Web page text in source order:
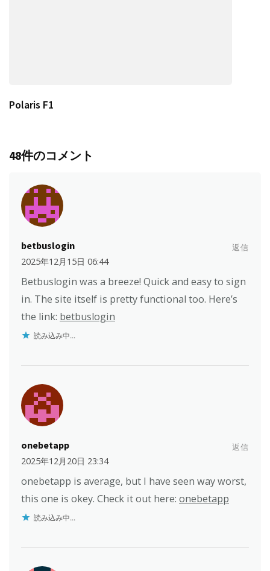
Polaris F1
48件のコメント
betbuslogin
2025年12月15日 06:44
返信
Betbuslogin was a breeze! Quick and easy to sign
in. The site itself is pretty functional too. Here’s
the link: betbuslogin
読み込み中...
onebetapp
2025年12月20日 23:34
返信
onebetapp is average, but I have seen way worst,
this one is okey. Check it out here: onebetapp
読み込み中...